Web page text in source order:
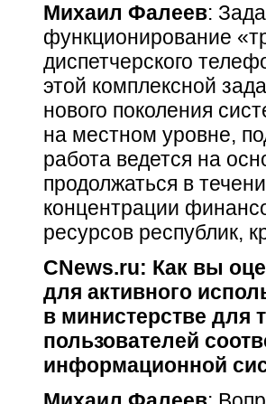
Михаил Фалеев:
функционирование
диспетчерского
этой комплексной
нового поколения
на местном уровне,
работа ведется на
продолжаться в
концентрации
ресурсов республик,
CNews.ru: Как вы
для активного
в министерстве для
пользователей
информационной